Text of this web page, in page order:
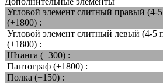
Угловой элемент слитный правый (4-
(+1800) :
Угловой элемент слитный левый (4-5
(+1800) :
Штанга (+300) :
Пантограф (+1800) :
Полка (+150) :